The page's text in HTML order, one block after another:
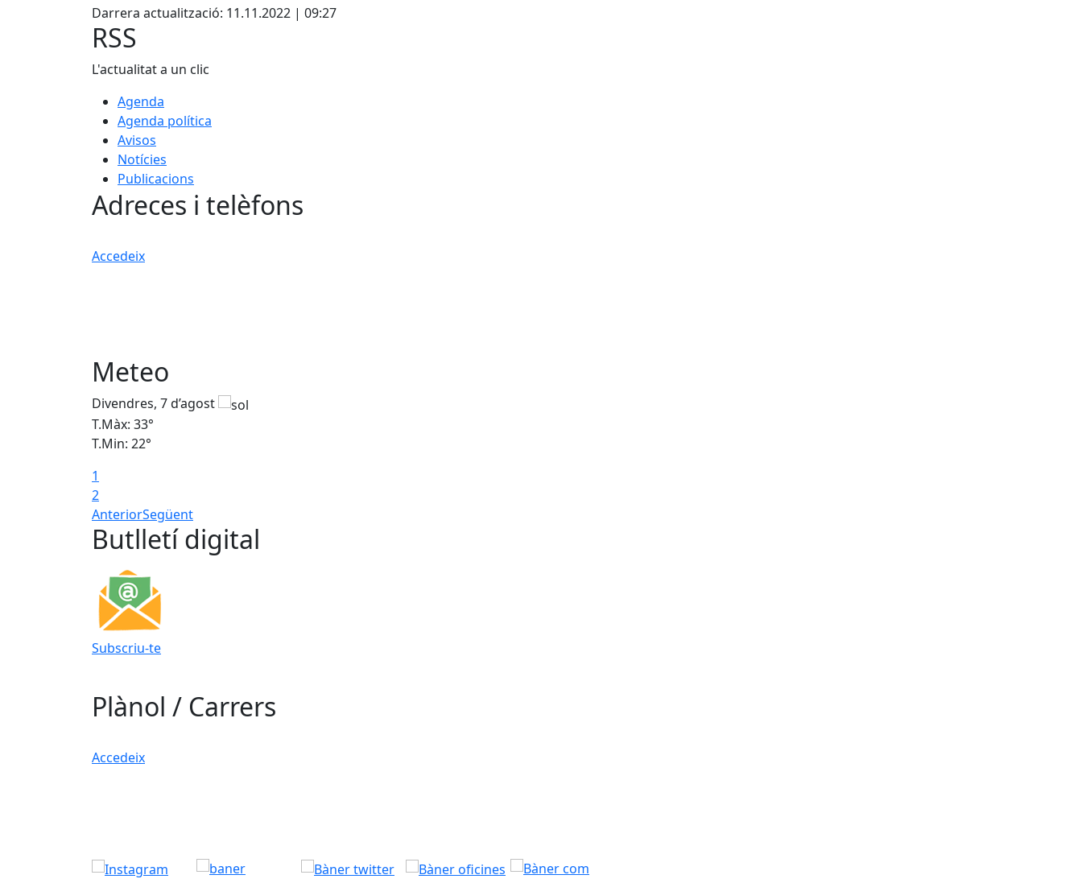
Darrera actualització: 11.11.2022 | 09:27
RSS
L'actualitat a un clic
Agenda
Agenda política
Avisos
Notícies
Publicacions
Adreces i telèfons
Accedeix
Meteo
Divendres, 7 d’agost
T.Màx: 33°
T.Min: 22°
1
2
AnteriorSegüent
Butlletí digital
Subscriu-te
Plànol / Carrers
Accedeix